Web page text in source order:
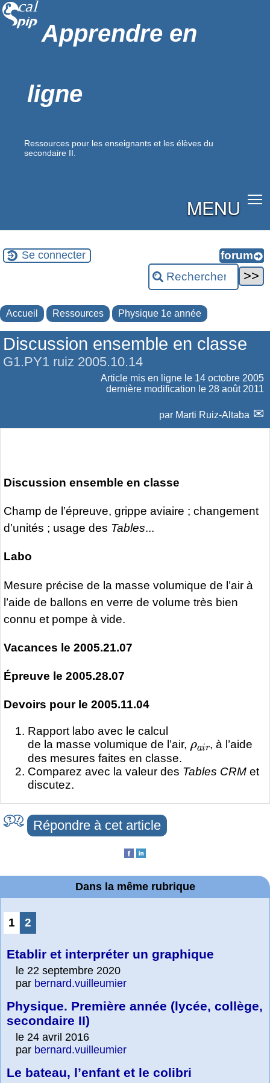
Apprendre en
ligne
Ressources pour les enseignants et les élèves du
secondaire II.
MENU
Se connecter
Accueil Ressources Physique 1e année
Discussion ensemble en classe
G1.PY1 ruiz 2005.10.14
Article mis en ligne le 14 octobre 2005
dernière modification le 28 août 2011
par Marti Ruiz-Altaba
Discussion ensemble en classe
Champ de l’épreuve, grippe aviaire ; changement
d’unités ; usage des Tables...
Labo
Mesure précise de la masse volumique de l’air à
l’aide de ballons en verre de volume très bien
connu et pompe à vide.
Vacances le 2005.21.07
Épreuve le 2005.28.07
Devoirs pour le 2005.11.04
Rapport labo avec le calcul
de la masse volumique de l’air,
, à l’aide
des mesures faites en classe.
Comparez avec la valeur des Tables CRM et
discutez.
Répondre à cet article
Dans la même rubrique
1 2
Etablir et interpréter un graphique
le 22 septembre 2020
par bernard.vuilleumier
Physique. Première année (lycée, collège,
secondaire II)
le 24 avril 2016
par bernard.vuilleumier
Le bateau, l’enfant et le colibri